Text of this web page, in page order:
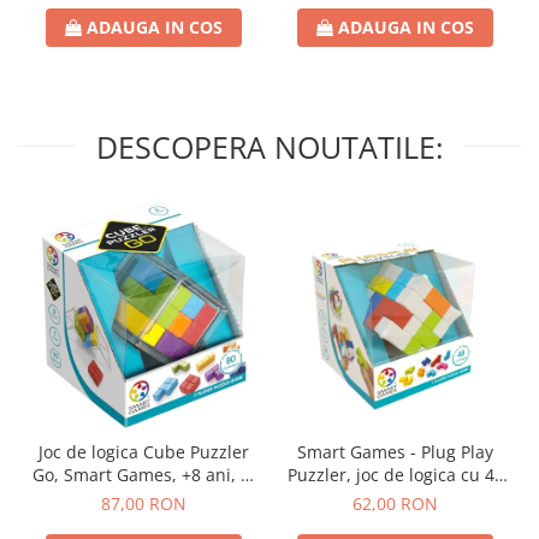
ADAUGA IN COS ADAUGA IN COS
DESCOPERA NOUTATILE:
Joc de logica Cube Puzzler
Go, Smart Games, +8 ani, lb
romana
87,00 RON
Smart Games - Plug Play
Puzzler, joc de logica cu 48
de provocari, 6+ ani, lb
62,00 RON